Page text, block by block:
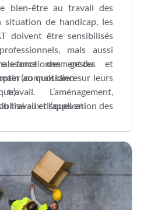
bien-être au travail des
situation de handicap, les
doivent être sensibilisés
mais aussi
des gestes et
au quotidien sur leurs
L’aménagement,
travail et l’application des
missions tout en
santé.
le fonctionnement du
(connaissance
aux risques en
et appliquer les gestes et
de base à adopter au
les principes de sécurité
économie d’effort, les
consignes de sécurité.